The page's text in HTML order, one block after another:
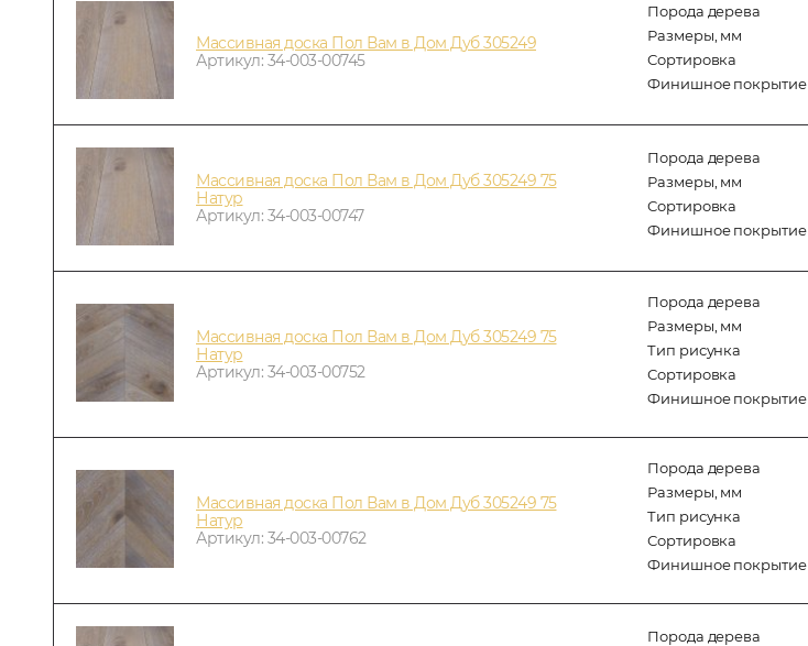
Массивная доска Пол Вам в Дом Дуб 305249
Артикул: 34-003-00745
Порода дерева
Размеры, мм
Сортировка
Финишное покрытие
Массивная доска Пол Вам в Дом Дуб 305249 75
Натур
Артикул: 34-003-00747
Порода дерева
Размеры, мм
Сортировка
Финишное покрытие
Массивная доска Пол Вам в Дом Дуб 305249 75
Натур
Артикул: 34-003-00752
Порода дерева
Размеры, мм
Тип рисунка
Сортировка
Финишное покрытие
Массивная доска Пол Вам в Дом Дуб 305249 75
Натур
Артикул: 34-003-00762
Порода дерева
Размеры, мм
Тип рисунка
Сортировка
Финишное покрытие
Порода дерева